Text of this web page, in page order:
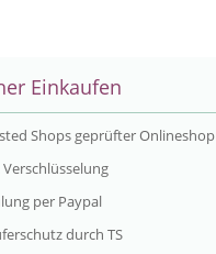
Einkaufen
Shops geprüfter Onlineshop
Verschlüsselung
per Paypal
durch TS